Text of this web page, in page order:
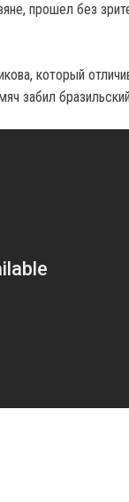
прошел без
который
забил